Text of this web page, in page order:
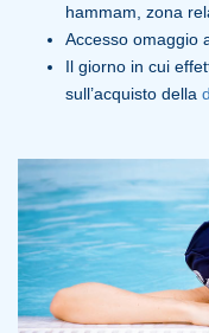
hammam, zona
Accesso omaggio
Il giorno in cui
sull’acquisto della